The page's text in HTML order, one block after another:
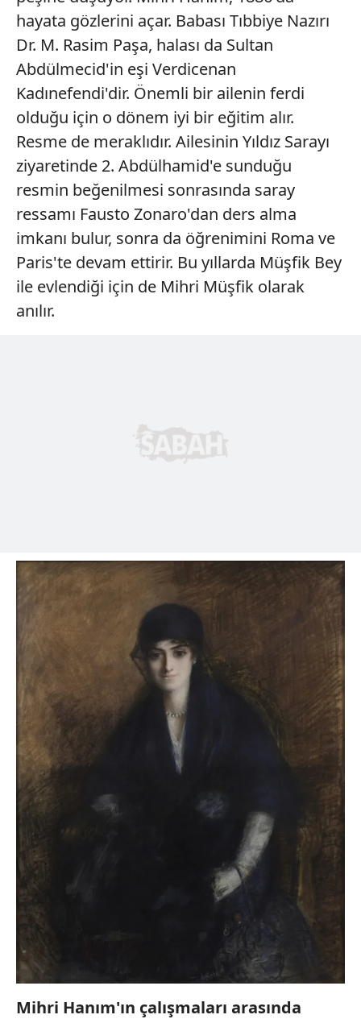
hayata gözlerini açar. Babası Tıbbiye Nazırı
Dr. M. Rasim Paşa, halası da Sultan
Abdülmecid'in eşi Verdicenan
Kadınefendi'dir. Önemli bir ailenin ferdi
olduğu için o dönem iyi bir eğitim alır.
Resme de meraklıdır. Ailesinin Yıldız Sarayı
ziyaretinde 2. Abdülhamid'e sunduğu
resmin beğenilmesi sonrasında saray
ressamı Fausto Zonaro'dan ders alma
imkanı bulur, sonra da öğrenimini Roma ve
Paris'te devam ettirir. Bu yıllarda Müşfik Bey
ile evlendiği için de Mihri Müşfik olarak
anılır.
Mihri Hanım'ın çalışmaları arasında